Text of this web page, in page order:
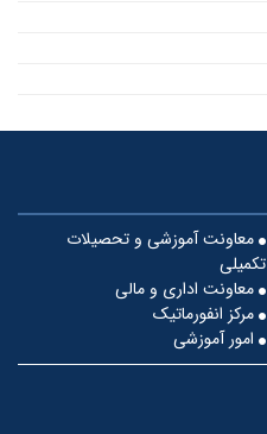
معاونت آموزشی و تحصیلات
تکمیلی
معاونت اداری و مالی
مرکز انفورماتیک
امور آموزشی